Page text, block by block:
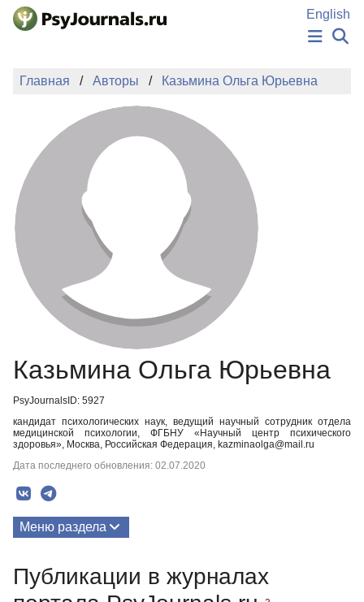
Перейти к основному содержанию
English
НОВОСТИ
АВТОРЫ
ПОДАТЬ РУКОПИСЬ
БАЗА ЗНАНИЙ
КЛЮЧЕВЫЕ СЛОВА
Регистрация
Главная Авторы Казьмина Ольга Юрьевна
Казьмина Ольга Юрьевна
PsyJournalsID: 5927
кандидат психологических наук, ведущий научный сотрудник отдела
медицинской психологии, ФГБНУ «Научный центр психического
здоровья», Москва, Российская Федерация, kazminaolga@mail.ru
Дата последнего обновления: 02.07.2020
Меню раздела
Биография
Публикации в журналах